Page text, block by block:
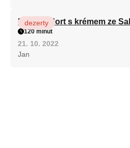
Patrový dort s krémem ze
dezerty
120 minut
21. 10. 2022
Jan